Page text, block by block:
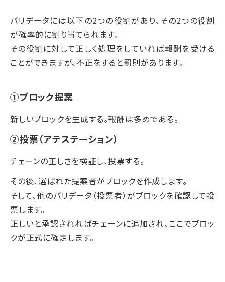
バリデータには以下の2つの役割があり、その2つの役割
が確率的に割り当てられます。
その役割に対して正しく処理をしていれば報酬を受ける
ことができますが、不正をすると罰則があります。
①ブロック提案
新しいブロックを生成する。報酬は多めである。
②投票（アテステーション）
チェーンの正しさを検証し、投票する。
その後、選ばれた提案者がブロックを作成します。
そして、他のバリデータ（投票者）がブロックを確認して投
票します。
正しいと承認されればチェーンに追加され、ここでブロッ
クが正式に確定します。